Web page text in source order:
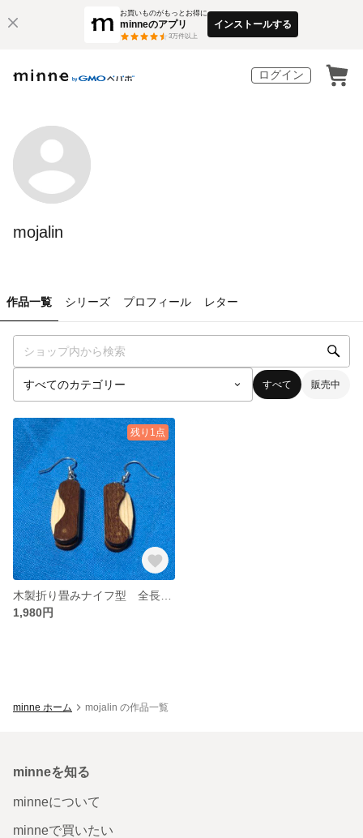
お買いものがもっとお得に
minneのアプリ
3万件以上
インストールする
ログイン
mojalin
作品一覧 シリーズ プロフィール レター
すべて 販売中
残り1点
1,980円
minne ホーム mojalin の作品一覧
minneを知る
minneについて
minneで買いたい